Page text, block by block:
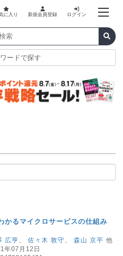
に入り 新規会員登録 ログイン
ードで探す
かるマイクロサービスの仕組み
広亨 佐々木 敦守 森山 京平 他
年07月12日